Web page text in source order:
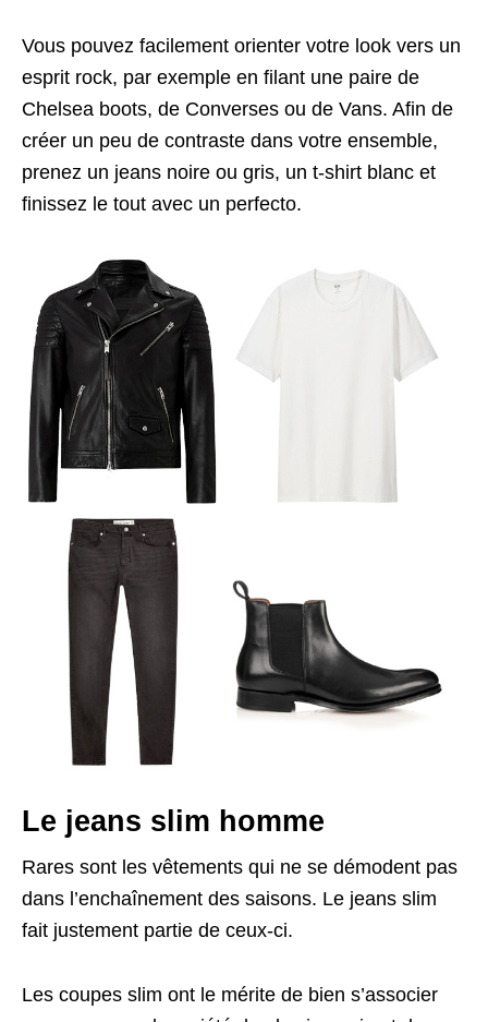
Vous pouvez facilement orienter votre look vers un
esprit rock, par exemple en filant une paire de
Chelsea boots, de Converses ou de Vans. Afin de
créer un peu de contraste dans votre ensemble,
prenez un jeans noire ou gris, un t-shirt blanc et
finissez le tout avec un perfecto.
Le jeans slim homme
Rares sont les vêtements qui ne se démodent pas
dans l’enchaînement des saisons. Le jeans slim
fait justement partie de ceux-ci.
Les coupes slim ont le mérite de bien s’associer